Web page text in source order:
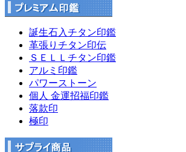
誕生石入チタン印鑑
革張りチタン印伝
ＳＥＬＬチタン印鑑
アルミ印鑑
パワーストーン
個人 金運招福印鑑
落款印
極印